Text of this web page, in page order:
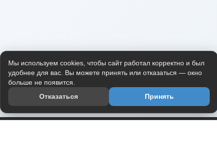
Мы используем cookies, чтобы сайт работал корректно и был
удобнее для вас. Вы можете принять или отказаться — окно
больше не появится.
Отказаться
Принять